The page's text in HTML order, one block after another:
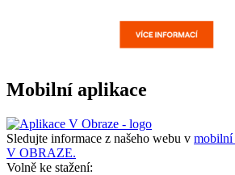
Mobilní aplikace
Sledujte informace z našeho webu v mobilní
V OBRAZE.
Volně ke stažení: